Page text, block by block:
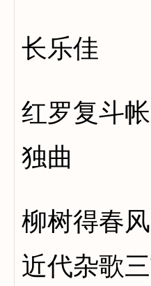
长乐佳
红罗复斗
独曲
柳树得春
近代杂歌